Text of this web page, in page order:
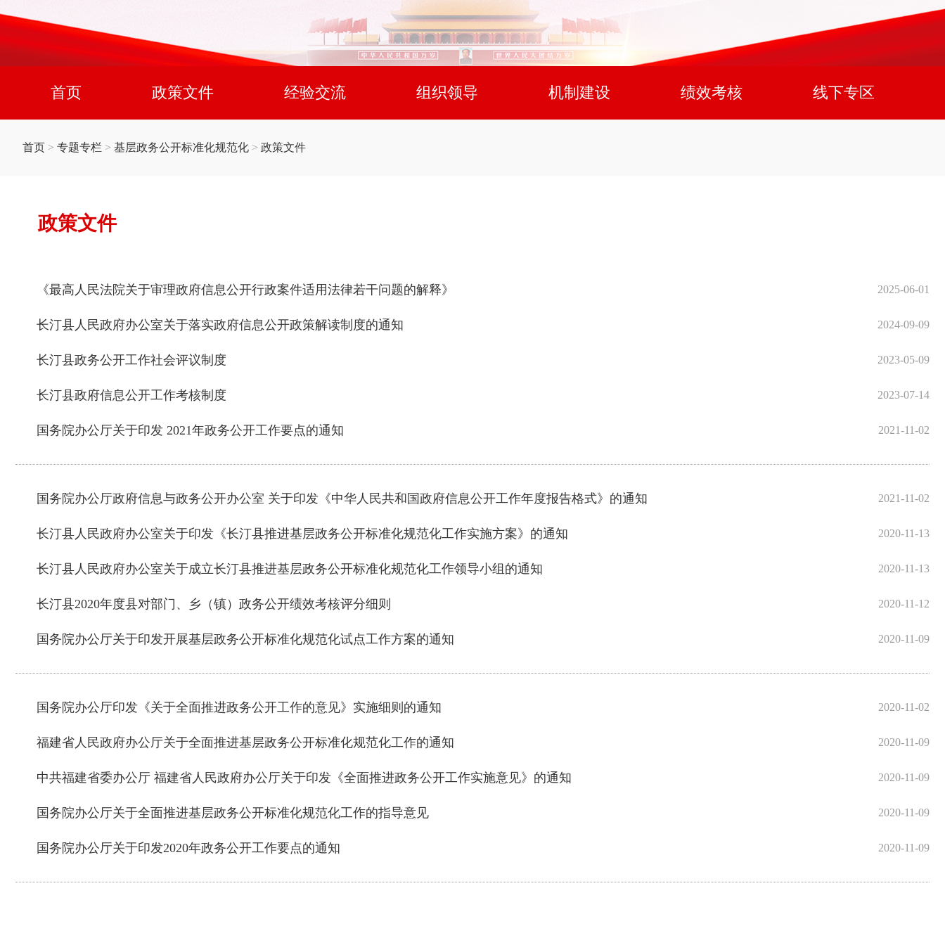
首页 政策文件 经验交流 组织领导 机制建设 绩效考核 线下专区
首页 > 专题专栏 > 基层政务公开标准化规范化 > 政策文件
政策文件
2025-06-01
《最高人民法院关于审理政府信息公开行政案件适用法律若干问题的解释》
2024-09-09
长汀县人民政府办公室关于落实政府信息公开政策解读制度的通知
2023-05-09
长汀县政务公开工作社会评议制度
2023-07-14
长汀县政府信息公开工作考核制度
2021-11-02
国务院办公厅关于印发 2021年政务公开工作要点的通知
2021-11-02
国务院办公厅政府信息与政务公开办公室 关于印发《中华人民共和国政府信息公开工作年度报告格式》的通知
2020-11-13
长汀县人民政府办公室关于印发《长汀县推进基层政务公开标准化规范化工作实施方案》的通知
2020-11-13
长汀县人民政府办公室关于成立长汀县推进基层政务公开标准化规范化工作领导小组的通知
2020-11-12
长汀县2020年度县对部门、乡（镇）政务公开绩效考核评分细则
2020-11-09
国务院办公厅关于印发开展基层政务公开标准化规范化试点工作方案的通知
2020-11-02
国务院办公厅印发《关于全面推进政务公开工作的意见》实施细则的通知
2020-11-09
福建省人民政府办公厅关于全面推进基层政务公开标准化规范化工作的通知
2020-11-09
中共福建省委办公厅 福建省人民政府办公厅关于印发《全面推进政务公开工作实施意见》的通知
2020-11-09
国务院办公厅关于全面推进基层政务公开标准化规范化工作的指导意见
2020-11-09
国务院办公厅关于印发2020年政务公开工作要点的通知